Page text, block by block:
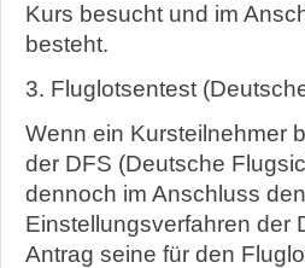
Kurs besucht und im
besteht.
3. Fluglotsentest
Wenn ein Kursteilnehmer
der DFS (Deutsche
dennoch im Anschluss
Einstellungsverfahren der
Antrag seine für den